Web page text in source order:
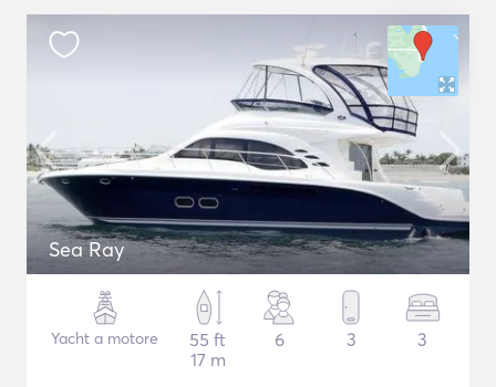
Sea Ray
Yacht a motore
55 ft
17 m
6 3 3